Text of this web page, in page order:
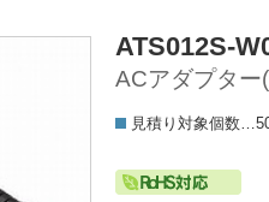
ATS012S-
ACアダプタ
見積り対象個数